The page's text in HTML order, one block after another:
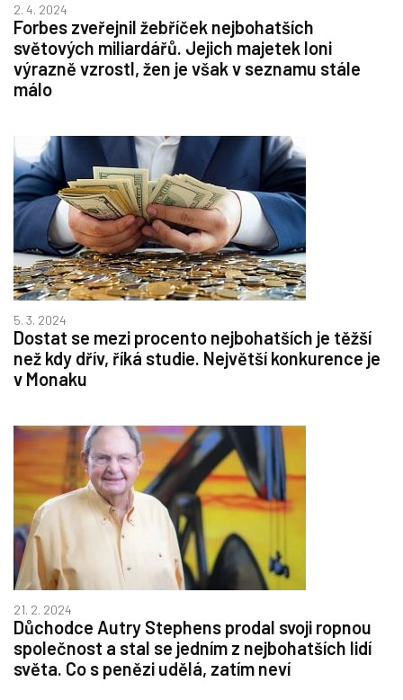
2. 4. 2024
Forbes zveřejnil žebříček nejbohatších
světových miliardářů. Jejich majetek loni
výrazně vzrostl, žen je však v seznamu stále
málo
5. 3. 2024
Dostat se mezi procento nejbohatších je těžší
než kdy dřív, říká studie. Největší konkurence je
v Monaku
21. 2. 2024
Důchodce Autry Stephens prodal svoji ropnou
společnost a stal se jedním z nejbohatších lidí
světa. Co s penězi udělá, zatím neví